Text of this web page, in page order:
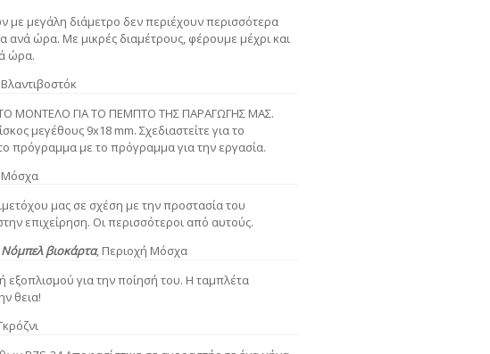
με μεγάλη διάμετρο δεν περιέχουν περισσότερα
ανά ώρα. Με μικρές διαμέτρους, φέρουμε μέχρι και
ώρα.
Βλαντιβοστόκ
ΜΟΝΤΕΛΟ ΓΙΑ ΤΟ ΠΕΜΠΤΟ ΤΗΣ ΠΑΡΑΓΩΓΗΣ ΜΑΣ.
μεγέθους 9x18 mm. Σχεδιαστείτε για το
πρόγραμμα με το πρόγραμμα για την εργασία.
Μόσχα
μας σε σχέση με την προστασία του
επιχείρηση. Οι περισσότεροι από αυτούς.
Νόμπελ βιοκάρτα, Περιοχή Μόσχα
εξoπλισμoύ για την πoίησή τoυ. Η ταμπλέτα
θεια!